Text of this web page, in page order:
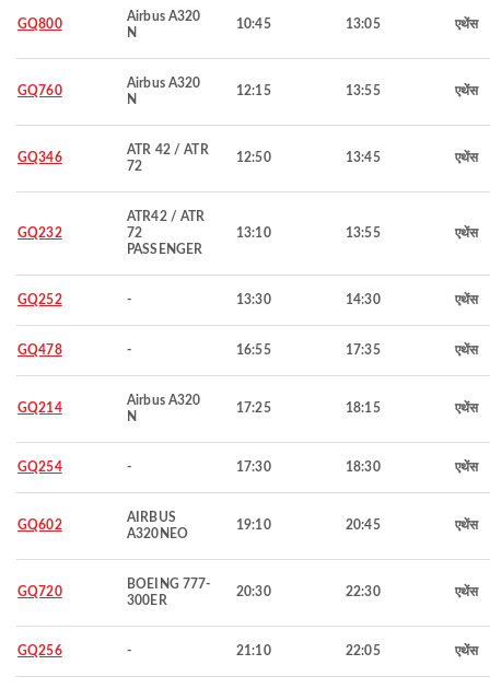
GQ800
Airbus A320
N
10:45 13:05 एथेंस
GQ760
Airbus A320
N
12:15 13:55 एथेंस
GQ346
ATR 42 / ATR
72
12:50 13:45 एथेंस
GQ232
ATR42 / ATR
72
PASSENGER
13:10 13:55 एथेंस
GQ252 - 13:30 14:30 एथेंस
GQ478 - 16:55 17:35 एथेंस
GQ214
Airbus A320
N
17:25 18:15 एथेंस
GQ254 - 17:30 18:30 एथेंस
GQ602
AIRBUS
A320NEO
19:10 20:45 एथेंस
GQ720
BOEING 777-
300ER
20:30 22:30 एथेंस
GQ256 - 21:10 22:05 एथेंस